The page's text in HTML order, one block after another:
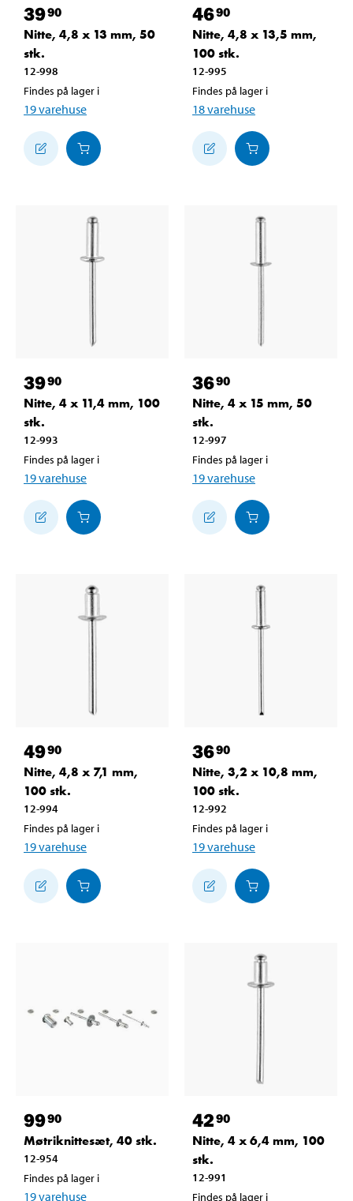
3990
Nitte, 4,8 x 13 mm, 50
stk.
12-998
Findes på lager i
19varehuse
4690
Nitte, 4,8 x 13,5 mm,
100 stk.
12-995
Findes på lager i
18varehuse
3990
Nitte, 4 x 11,4 mm, 100
stk.
12-993
Findes på lager i
19varehuse
3690
Nitte, 4 x 15 mm, 50
stk.
12-997
Findes på lager i
19varehuse
4990
Nitte, 4,8 x 7,1 mm,
100 stk.
12-994
Findes på lager i
19varehuse
3690
Nitte, 3,2 x 10,8 mm,
100 stk.
12-992
Findes på lager i
19varehuse
9990
Møtriknittesæt, 40 stk.
12-954
Findes på lager i
19varehuse
4290
Nitte, 4 x 6,4 mm, 100
stk.
12-991
Findes på lager i